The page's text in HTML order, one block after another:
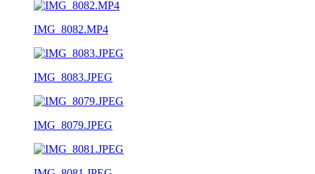
IMG_8082.MP4
IMG_8083.JPEG
IMG_8079.JPEG